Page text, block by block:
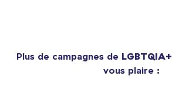
Plus de campagnes de LGBTQIA+
vous plaire :